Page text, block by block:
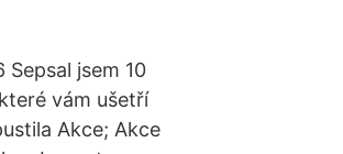
Sepsal jsem 10
vám ušetří
Akce; Akce